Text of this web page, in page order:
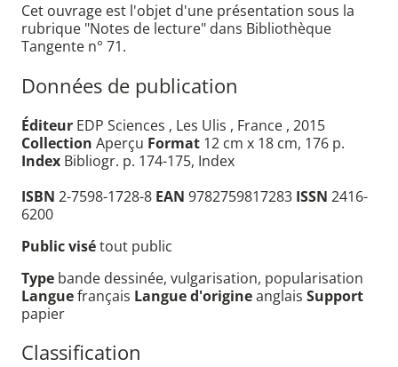
Cet ouvrage est l'objet d'une présentation sous la
rubrique "Notes de lecture" dans Bibliothèque
Tangente n° 71.
Données de publication
Éditeur EDP Sciences , Les Ulis , France , 2015
Collection Aperçu Format 12 cm x 18 cm, 176 p.
Index Bibliogr. p. 174-175, Index
ISBN 2-7598-1728-8 EAN 9782759817283 ISSN 2416-
6200
Public visétout public
Type bande dessinée, vulgarisation, popularisation
Languefrançais Langue d'origineanglais Support
papier
Classification